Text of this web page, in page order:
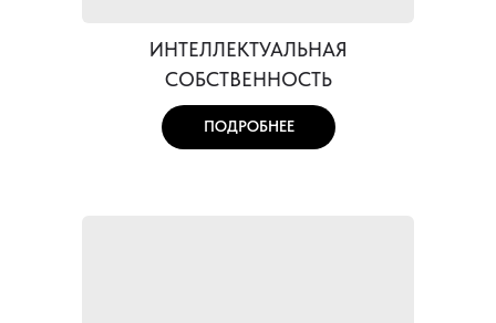
ИНТЕЛЛЕКТУАЛЬНАЯ
СОБСТВЕННОСТЬ
ПОДРОБНЕЕ